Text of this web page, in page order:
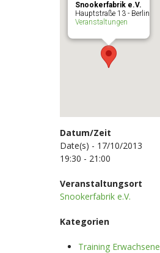
Snookerfabrik e.V.
Hauptstraße 13 - Berlin
Veranstaltungen
Datum/Zeit
Date(s) - 17/10/2013
19:30 - 21:00
Veranstaltungsort
Snookerfabrik e.V.
Kategorien
Training Erwachsene